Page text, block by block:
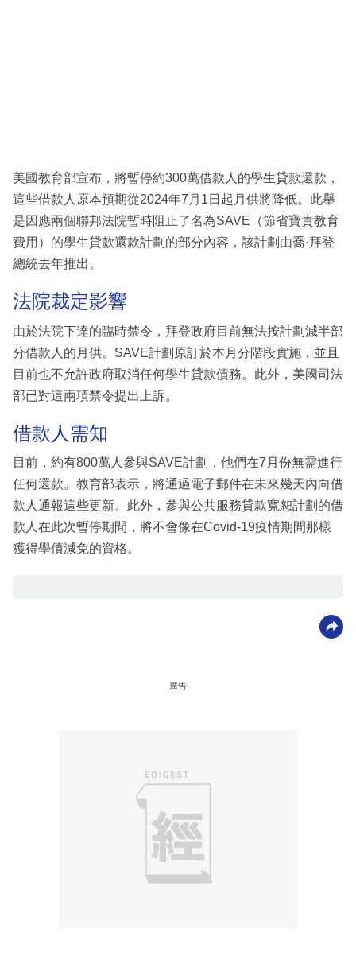
區
美國教育部宣布，將暫停約300萬借款人的學生貸款還款，
這些借款人原本預期從2024年7月1日起月供將降低。此舉
是因應兩個聯邦法院暫時阻止了名為SAVE（節省寶貴教育
費用）的學生貸款還款計劃的部分內容，該計劃由喬·拜登
總統去年推出。
法院裁定影響
由於法院下達的臨時禁令，拜登政府目前無法按計劃減半部
分借款人的月供。SAVE計劃原訂於本月分階段實施，並且
目前也不允許政府取消任何學生貸款債務。此外，美國司法
部已對這兩項禁令提出上訴。
借款人需知
目前，約有800萬人參與SAVE計劃，他們在7月份無需進行
任何還款。教育部表示，將通過電子郵件在未來幾天內向借
款人通報這些更新。此外，參與公共服務貸款寬恕計劃的借
款人在此次暫停期間，將不會像在Covid-19疫情期間那樣
獲得學債減免的資格。
廣告